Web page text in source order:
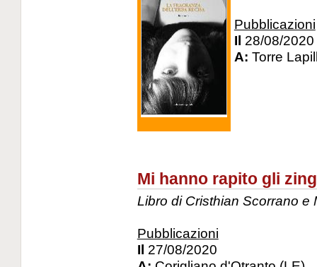
Pubblicazioni
Il 28/08/2020
A: Torre
Mi hanno rapito gli
Libro di Cristhian Scorrano e
Pubblicazioni
Il 27/08/2020